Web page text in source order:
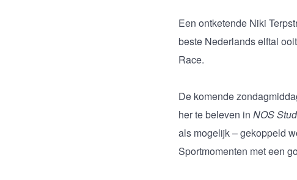
Een ontketende Niki
beste Nederlands elftal
Race.
De komende
her te beleven in NOS
als mogelijk – gekoppeld
Sportmomenten met een